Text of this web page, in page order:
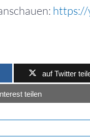
auf Twitter
teilen